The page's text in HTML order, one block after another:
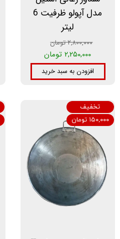
مدل آپولو ظرفیت 6
لیتر
۲,۸۰۰,۰۰۰ تومان
۲,۲۵۰,۰۰۰ تومان
افزودن به سبد خرید
تخفیف
۱۵۰,۰۰۰ تومان